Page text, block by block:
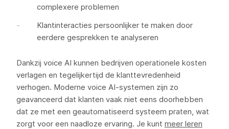
complexere problemen
Klantinteracties persoonlijker te maken door
eerdere gesprekken te analyseren
Dankzij voice AI kunnen bedrijven operationele kosten
verlagen en tegelijkertijd de klanttevredenheid
verhogen. Moderne voice AI-systemen zijn zo
geavanceerd dat klanten vaak niet eens doorhebben
dat ze met een geautomatiseerd systeem praten, wat
zorgt voor een naadloze ervaring. Je kunt meer leren